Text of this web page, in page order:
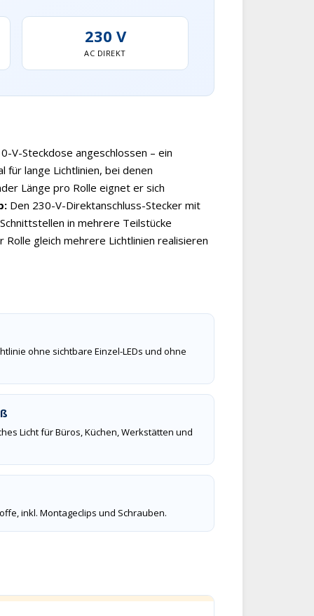
230 V
AC DIREKT
V-Steckdose angeschlossen – ein
lange Lichtlinien, bei denen
Länge pro Rolle eignet er sich
Den 230-V-Direktanschluss-Stecker mit
in mehrere Teilstücke
gleich mehrere Lichtlinien realisieren
ohne sichtbare Einzel-LEDs und ohne
Licht für Büros, Küchen, Werkstätten und
inkl. Montageclips und Schrauben.